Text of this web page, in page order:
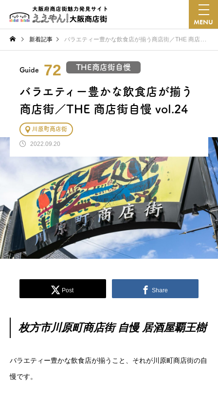
MENU
新着記事 バラエティー豊かな飲食店が揃う商店街／THE 商店街自慢 vol.24
Guide 72 THE商店街自慢
バラエティー豊かな飲食店が揃う
商店街／THE 商店街自慢 vol.24
川原町商店街
2022.09.20
Post Share
枚方市川原町商店街 自慢 居酒屋覇王樹
バラエティー豊かな飲食店が揃うこと、それが川原町商店街の自
慢です。